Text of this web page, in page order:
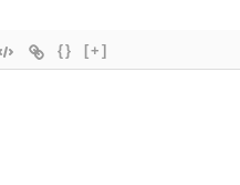
{} [+]